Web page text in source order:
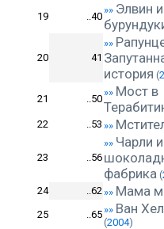
19 ..40
»» Элвин и
20 41
»»
история (
21 ..50
»» Мост в
22 ..53 »»
23 ..56
»» Чарли и
фабрика (
24 ..62»» Мама
25
..65»» Ван
(2004)